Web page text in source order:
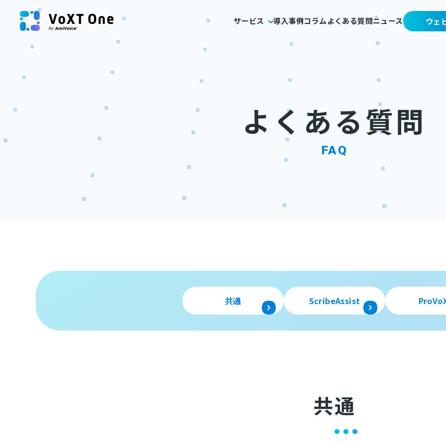
サービス 導入事例コラムよくある質問ニュース ウェ
よくある質問
FAQ
共通 ScribeAssist
共通